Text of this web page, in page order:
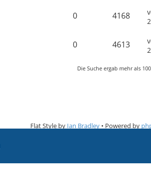
0 4168
0 4613
Die Suche ergab mehr als
Flat Style by Ian Bradley • Powered by